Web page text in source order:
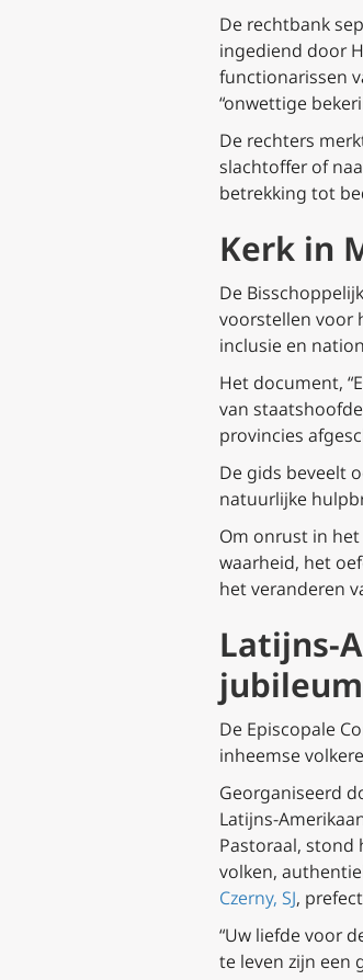
De rechtbank
ingediend door
functionarissen
“onwettige
De rechters
slachtoffer of
betrekking tot
Kerk in
De
voorstellen voor
inclusie en
Het document,
van
provincies
De gids beveelt
natuurlijke
Om onrust in
waarheid, het
het veranderen
Latijns-
De Episcopale
inheemse
Georganiseerd
Latijns-
Pastoraal, stond
volken,
Czerny, SJ,
“Uw liefde voor
te leven zijn een